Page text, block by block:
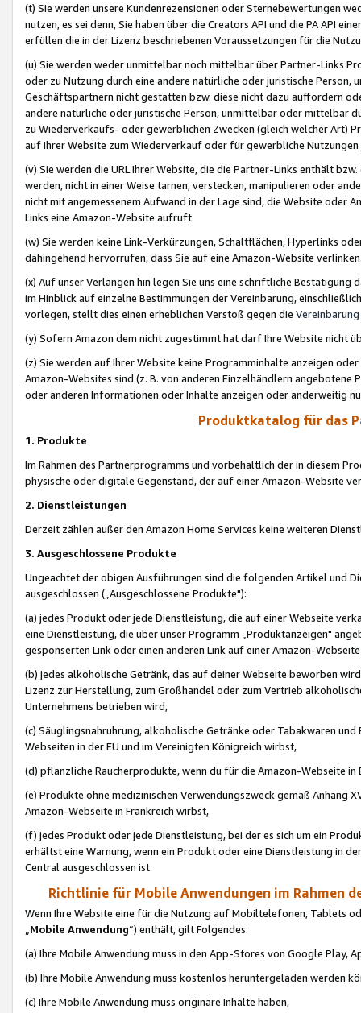
(t) Sie werden unsere Kundenrezensionen oder Sternebewertungen
nutzen, es sei denn, Sie haben über die Creators API und die PA API
erfüllen die in der Lizenz beschriebenen Voraussetzungen für die
(u) Sie werden weder unmittelbar noch mittelbar über Partner-Links
oder zu Nutzung durch eine andere natürliche oder juristische
Geschäftspartnern nicht gestatten bzw. diese nicht dazu auffordern
andere natürliche oder juristische Person, unmittelbar oder mittelbar
zu Wiederverkaufs- oder gewerblichen Zwecken (gleich welcher Art)
auf Ihrer Website zum Wiederverkauf oder für gewerbliche
(v) Sie werden die URL Ihrer Website, die die Partner-Links enthält
werden, nicht in einer Weise tarnen, verstecken, manipulieren oder
nicht mit angemessenem Aufwand in der Lage sind, die Website oder
Links eine Amazon-Website aufruft.
(w) Sie werden keine Link-Verkürzungen, Schaltflächen, Hyperlinks
dahingehend hervorrufen, dass Sie auf eine Amazon-Website
(x) Auf unser Verlangen hin legen Sie uns eine schriftliche
im Hinblick auf einzelne Bestimmungen der Vereinbarung,
vorlegen, stellt dies einen erheblichen Verstoß gegen die Vereinbarung
(y) Sofern Amazon dem nicht zugestimmt hat darf Ihre Website nicht
(z) Sie werden auf Ihrer Website keine Programminhalte anzeigen
Amazon-Websites sind (z. B. von anderen Einzelhändlern
oder anderen Informationen oder Inhalte anzeigen oder anderweitig
Produktkatalog für das
1. Produkte
Im Rahmen des Partnerprogramms und vorbehaltlich der in diesem
physische oder digitale Gegenstand, der auf einer Amazon-Website
2. Dienstleistungen
Derzeit zählen außer den Amazon Home Services keine weiteren
3. Ausgeschlossene Produkte
Ungeachtet der obigen Ausführungen sind die folgenden Artikel und
ausgeschlossen („Ausgeschlossene Produkte"):
(a) jedes Produkt oder jede Dienstleistung, die auf einer Webseite
eine Dienstleistung, die über unser Programm „Produktanzeigen"
gesponserten Link oder einen anderen Link auf einer Amazon-
(b) jedes alkoholische Getränk, das auf deiner Webseite beworben
Lizenz zur Herstellung, zum Großhandel oder zum Vertrieb
Unternehmens betrieben wird,
(c) Säuglingsnahruhrung, alkoholische Getränke oder Tabakwaren
Webseiten in der EU und im Vereinigten Königreich wirbst,
(d) pflanzliche Raucherprodukte, wenn du für die Amazon-Webseite in
(e) Produkte ohne medizinischen Verwendungszweck gemäß Anhang
Amazon-Webseite in Frankreich wirbst,
(f) jedes Produkt oder jede Dienstleistung, bei der es sich um ein
erhältst eine Warnung, wenn ein Produkt oder eine Dienstleistung in
Central ausgeschlossen ist.
Richtlinie für Mobile Anwendungen im Rahmen
Wenn Ihre Website eine für die Nutzung auf Mobiltelefonen, Tablets
„Mobile Anwendung“) enthält, gilt Folgendes:
(a) Ihre Mobile Anwendung muss in den App-Stores von Google Play,
(b) Ihre Mobile Anwendung muss kostenlos heruntergeladen werden
(c) Ihre Mobile Anwendung muss originäre Inhalte haben,